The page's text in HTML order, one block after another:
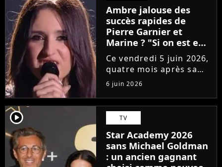
l'avenir incertain dans
le milieu...
Ambre jalouse des
succès rapides de
Pierre Garnier et
Marine ? "Si on est en
compétition..."
Ce vendredi 5 juin 2026,
quatre mois après sa
victoire à la Star
Academy, Ambre a
dévoilé J'me demande,
son premier single. Une
chanson arrivée
tardivement vis-à-vis
des carrières...
6 juin 2026
player2 TV
Star Academy 2026
sans Michael Goldman
: un ancien gagnant